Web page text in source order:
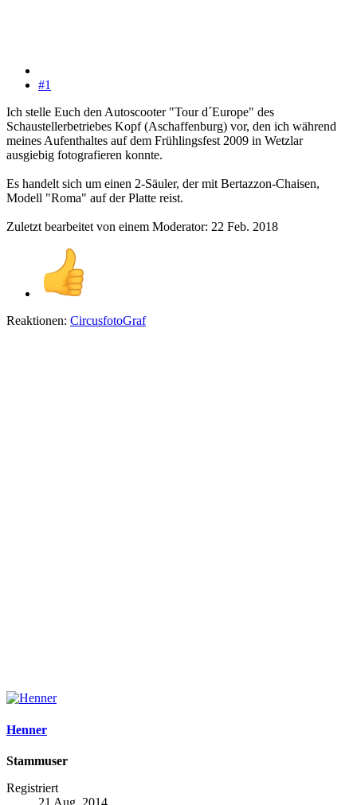
#1
Ich stelle Euch den Autoscooter "Tour d´Europe" des
Schaustellerbetriebes Kopf (Aschaffenburg) vor, den ich während
meines Aufenthaltes auf dem Frühlingsfest 2009 in Wetzlar
ausgiebig fotografieren konnte.
Es handelt sich um einen 2-Säuler, der mit Bertazzon-Chaisen,
Modell "Roma" auf der Platte reist.
Zuletzt bearbeitet von einem Moderator: 22 Feb. 2018
Reaktionen: CircusfotoGraf
Henner
Stammuser
Registriert
21 Aug. 2014